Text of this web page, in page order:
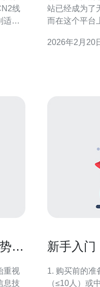
线
适合
2.
站已经成为了
而在这个平台
无数优秀的内
2026年2月20
与
重视
息技
新手入门
1. 购买前的准
（≤10人）或